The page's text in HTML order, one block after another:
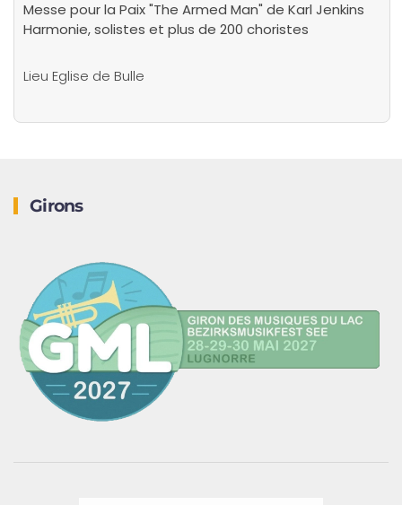
Messe pour la Paix "The Armed Man" de Karl Jenkins
Harmonie, solistes et plus de 200 choristes
Lieu Eglise de Bulle
Girons